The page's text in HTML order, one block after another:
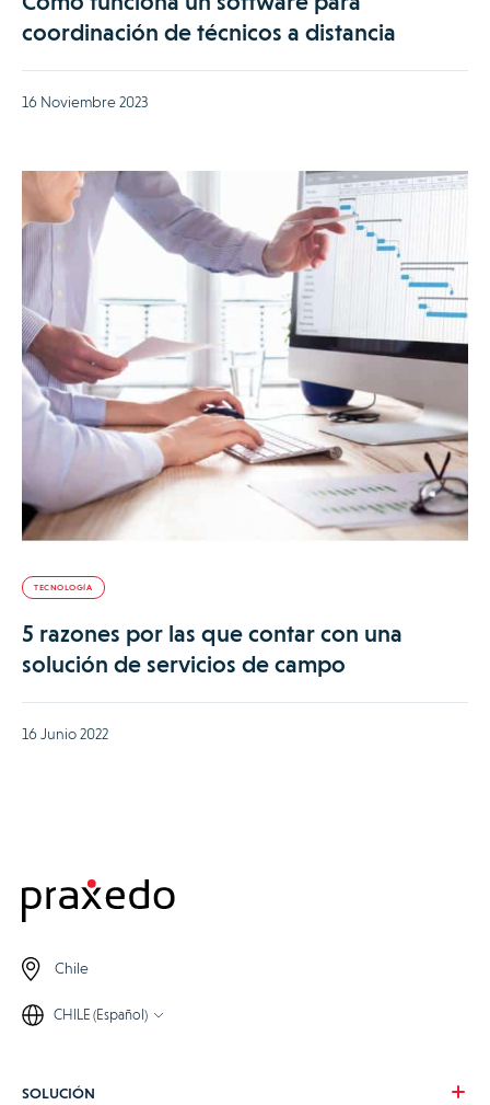
coordinación de técnicos a distancia
16 Noviembre 2023
TECNOLOGÍA
5 razones por las que contar con una
solución de servicios de campo
16 Junio 2022
Chile
CHILE (Español)
SOLUCIÓN